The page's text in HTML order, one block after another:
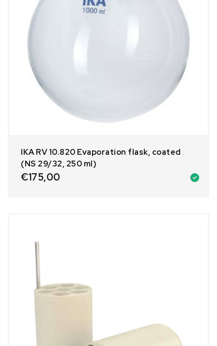
IKA RV 10.820 Evaporation flask, coated
(NS 29/32, 250 ml)
€175,00